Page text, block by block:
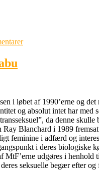
i løbet af 1990’erne og
og absolut intet har
da denne
Blanchard i 1989
feminine i adfærd og
i deres
udgøres i
seksuelle begær efter